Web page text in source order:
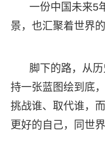
一份中国未来5
景，也汇聚着世界的
脚下的路，从
持一张蓝图绘到底
挑战谁、取代谁，
更好的自己，同世